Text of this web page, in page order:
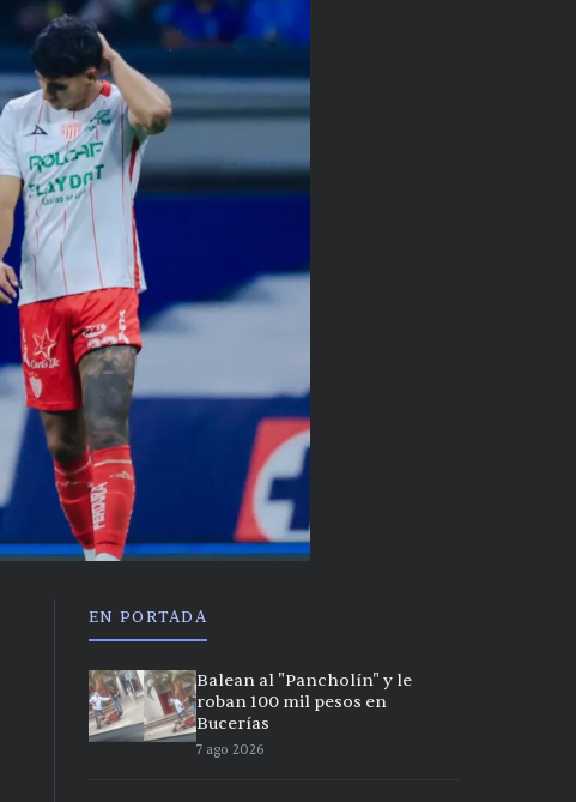
EN PORTADA
Balean al "Pancholín" y le
roban 100 mil pesos en
Bucerías
7 ago 2026